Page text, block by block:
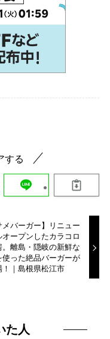
する
メバーガー】リニュー
オープンしたカラコロ
。離島・隠岐の新鮮な
使った絶品バーガーが
！｜島根県松江市
た人